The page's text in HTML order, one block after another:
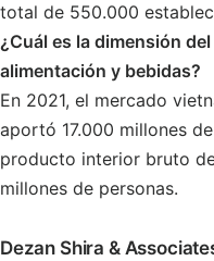
total de 550.000
¿Cuál es la dimensión
alimentación y bebidas?
En 2021, el mercado
aportó 17.000 millones
producto interior bruto
millones de personas.
Dezan Shira &